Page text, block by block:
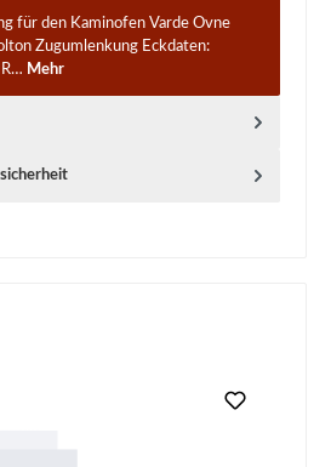
für den Kaminofen Varde Ovne
Zugumlenkung Eckdaten:
R… Mehr